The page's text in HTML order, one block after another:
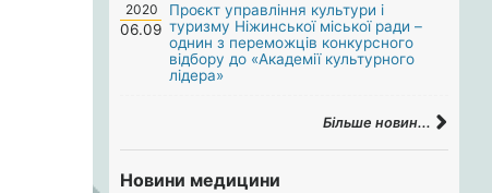
2020
06.09
Проєкт управління культури і
туризму Ніжинської міської ради –
однин з переможців конкурсного
відбору до «Академії культурного
лідера»
Більше новин...
Новини медицини